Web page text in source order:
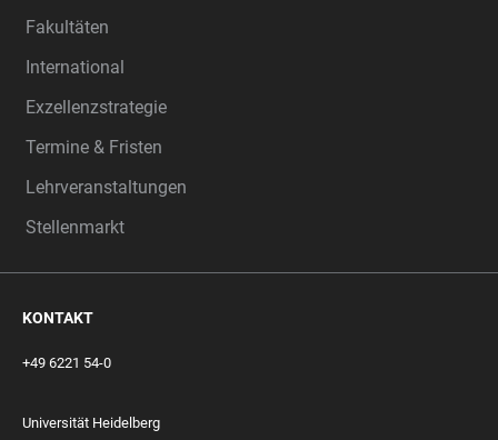
Fakultäten
International
Exzellenzstrategie
Termine & Fristen
Lehrveranstaltungen
Stellenmarkt
KONTAKT
+49 6221 54-0
Universität Heidelberg